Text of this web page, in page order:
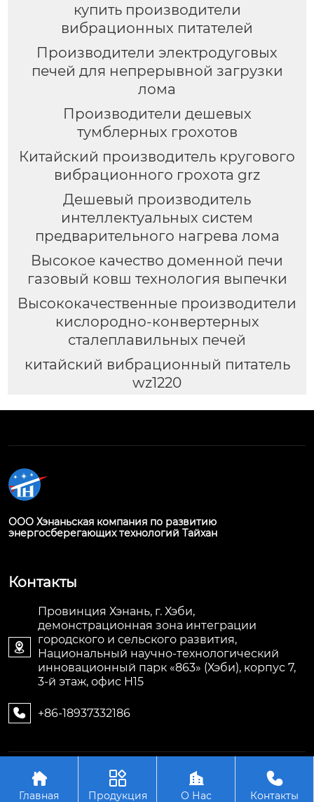
купить производители
вибрационных питателей
Производители электродуговых
печей для непрерывной загрузки
лома
Производители дешевых
тумблерных грохотов
Китайский производитель кругового
вибрационного грохота grz
Дешевый производитель
интеллектуальных систем
предварительного нагрева лома
Высокое качество доменной печи
газовый ковш технология выпечки
Высококачественные производители
кислородно-конвертерных
сталеплавильных печей
китайский вибрационный питатель
wz1220
ООО Хэнаньская компания по развитию
энергосберегающих технологий Тайхан
Контакты

Провинция Хэнань, г. Хэби,
демонстрационная зона интеграции
городского и сельского развития,
Национальный научно-технологический
инновационный парк «863» (Хэби), корпус 7,
3-й этаж, офис H15
 +86-18937332186
Авторское право©ООО Хэнаньская компания по
развитию энергосберегающих технологий Тайхан

Главная

Продукция

О Нас

Контакты